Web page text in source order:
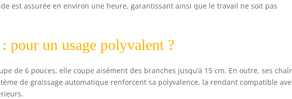
est assurée en environ une heure, garantissant ainsi que le travail ne soit pas
pour un usage polyvalent ?
de 6 pouces, elle coupe aisément des branches jusqu’à 15 cm. En outre, ses
de graissage automatique renforcent sa polyvalence, la rendant compatible